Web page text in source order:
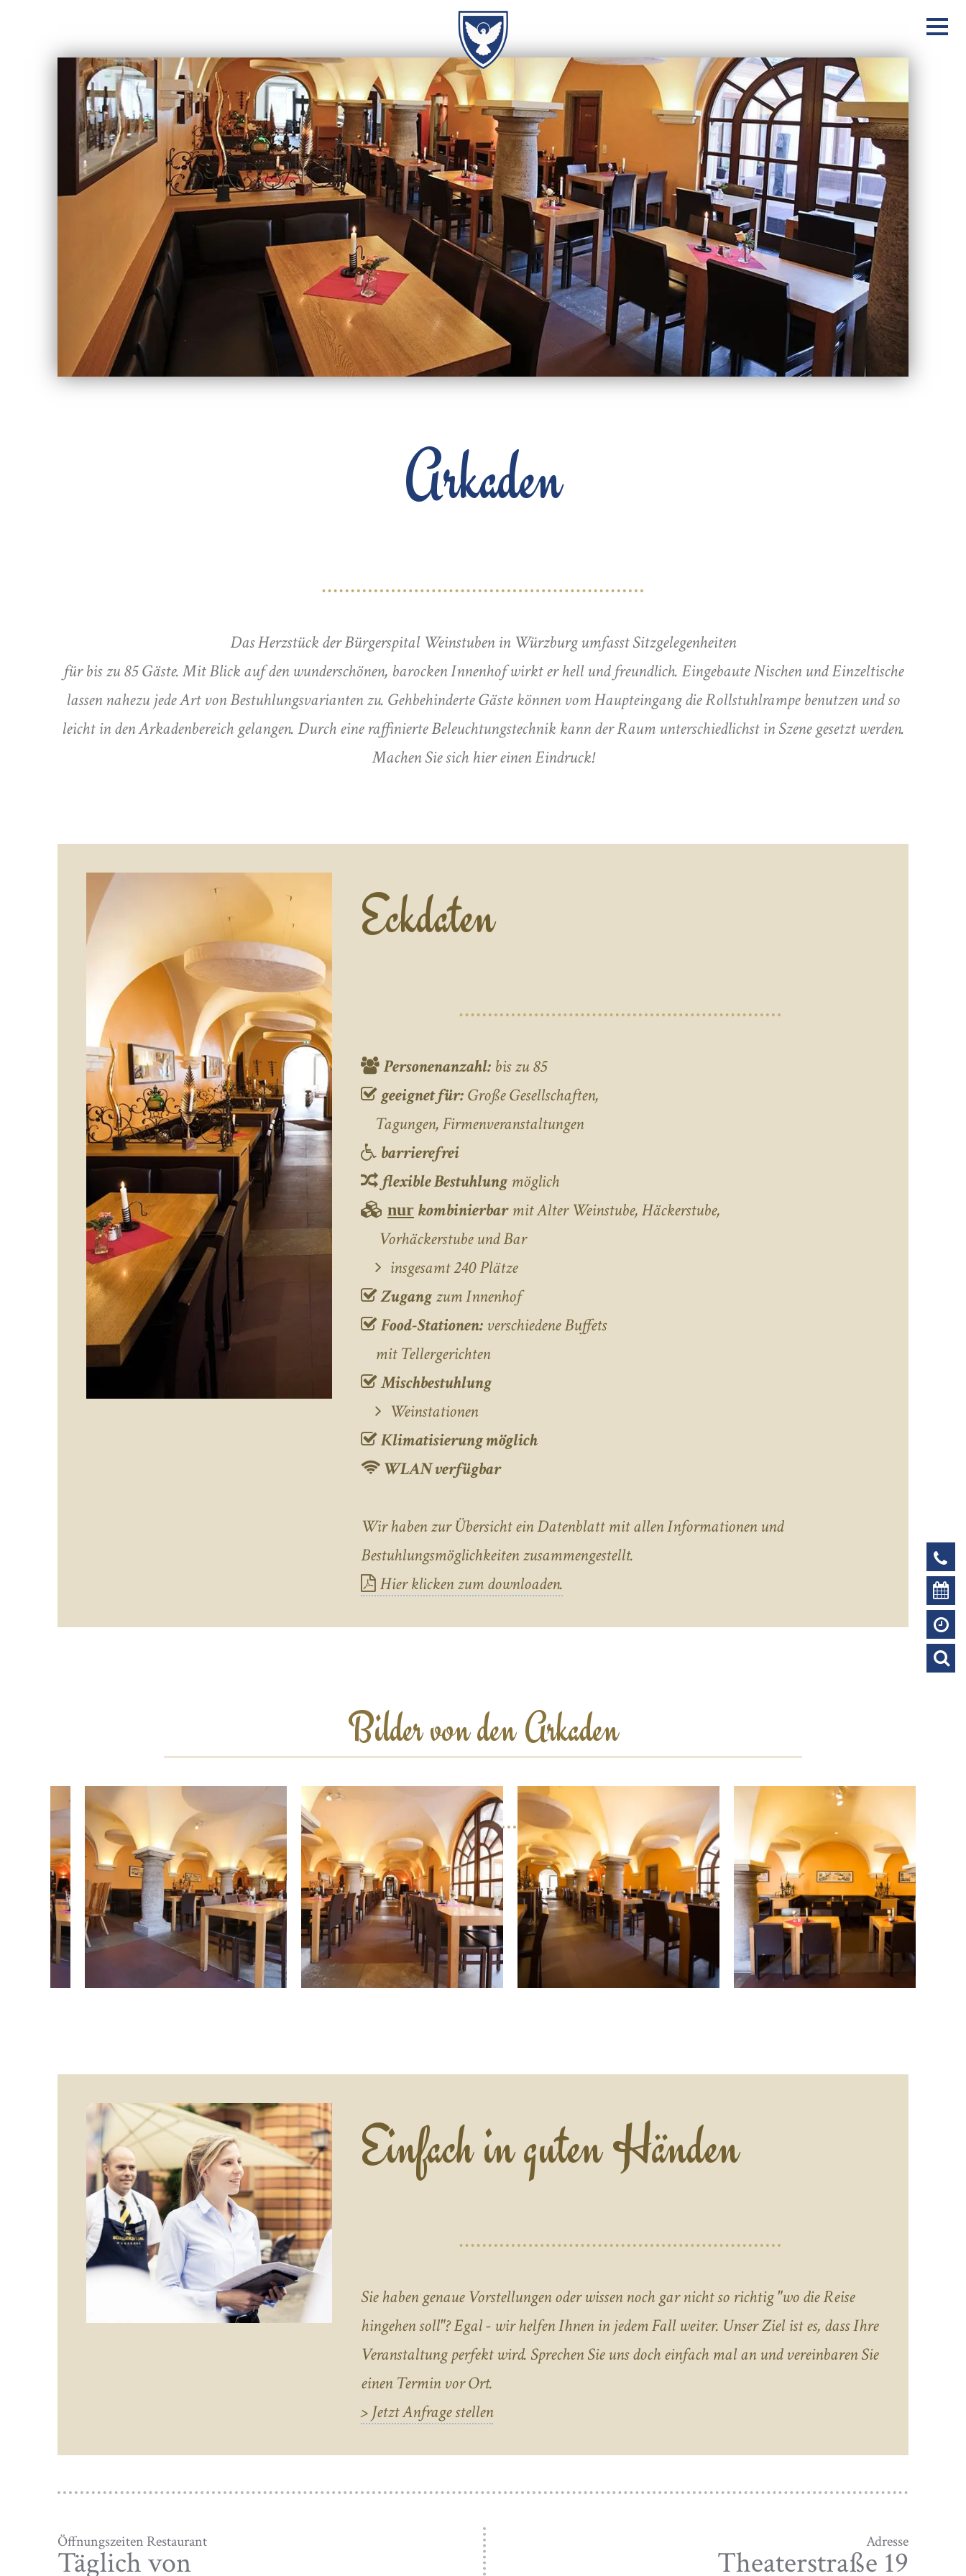
Arkaden
Das Herzstück der Bürgerspital Weinstuben in Würzburg umfasst Sitzgelegenheiten
für bis zu 85 Gäste. Mit Blick auf den wunderschönen, barocken Innenhof wirkt er hell und freundlich. Eingebaute Nischen und Einzeltische
lassen nahezu jede Art von Bestuhlungsvarianten zu. Gehbehinderte Gäste können vom Haupteingang die Rollstuhlrampe benutzen und so
leicht in den Arkadenbereich gelangen. Durch eine raffinierte Beleuchtungstechnik kann der Raum unterschiedlichst in Szene gesetzt werden.
Machen Sie sich hier einen Eindruck!
Eckdaten
Personenanzahl: bis zu 85
geeignet für:Große Gesellschaften,
Tagungen, Firmenveranstaltungen
barrierefrei
flexible Bestuhlung möglich
nur kombinierbarmit Alter Weinstube, Häckerstube,
Vorhäckerstube und Bar
insgesamt 240 Plätze
Zugangzum Innenhof
Food-Stationen: verschiedene Buffets
mit Tellergerichten
Mischbestuhlung
Weinstationen
Klimatisierung möglich
WLAN verfügbar
Wir haben zur Übersicht ein Datenblatt mit allen Informationen und
Bestuhlungsmöglichkeiten zusammengestellt.
Hier klicken zum downloaden.
Bilder von den Arkaden
Einfach in guten Händen
Sie haben genaue Vorstellungen oder wissen noch gar nicht so richtig "wo die Reise
hingehen soll"? Egal - wir helfen Ihnen in jedem Fall weiter. Unser Ziel ist es, dass Ihre
Veranstaltung perfekt wird. Sprechen Sie uns doch einfach mal an und vereinbaren Sie
einen Termin vor Ort.
> Jetzt Anfrage stellen
Öffnungszeiten Restaurant
Täglich von
Adresse
Theaterstraße 19